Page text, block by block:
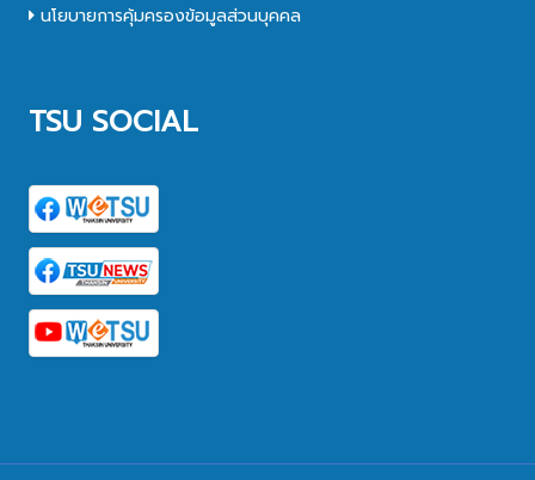
นโยบายการคุ้มครองข้อมูลส่วนบุคคล
TSU SOCIAL